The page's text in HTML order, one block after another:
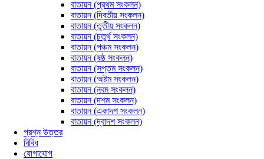
বাতায়ন (প্রথম সংকলন)
বাতায়ন (দ্বিতীয় সংকলন)
বাতায়ন (তৃতীয় সংকলন)
বাতায়ন (চতুর্থ সংকলন)
বাতায়ন (পঞ্চম সংকলন)
বাতায়ন (ষষ্ঠ সংকলন)
বাতায়ন (সপ্তম সংকলন)
বাতায়ন (অষ্টম সংকলন)
বাতায়ন (নবম সংকলন)
বাতায়ন (দশম সংকলন)
বাতায়ন (একাদশ সংকলন)
বাতায়ন (দ্বাদশ সংকলন)
প্রশ্ন উত্তর
বিবিধ
যোগাযোগ